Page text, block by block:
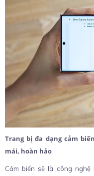
Trang bị đa dạng cảm
mái, hoàn hảo
Cảm biến sẽ là công